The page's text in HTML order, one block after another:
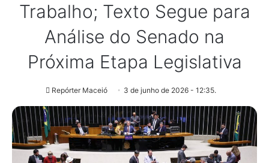
Trabalho; Texto Segue para
Análise do Senado na
Próxima Etapa Legislativa
Repórter Maceió 3 de junho de 2026 - 12:35.